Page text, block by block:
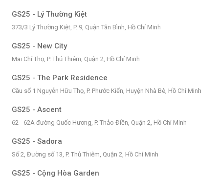
GS25 - Lý Thường Kiệt
373/3 Lý Thường Kiệt, P. 9, Quận Tân Bình, Hồ Chí Minh
GS25 - New City
Mai Chí Thọ, P. Thủ Thiêm, Quận 2, Hồ Chí Minh
GS25 - The Park Residence
Cầu số 1 Nguyễn Hữu Thọ, P. Phước Kiển, Huyện Nhà Bè, Hồ Chí Minh
GS25 - Ascent
62 - 62A đường Quốc Hương, P. Thảo Điền, Quận 2, Hồ Chí Minh
GS25 - Sadora
Số 2, Đường số 13, P. Thủ Thiêm, Quận 2, Hồ Chí Minh
GS25 - Cộng Hòa Garden